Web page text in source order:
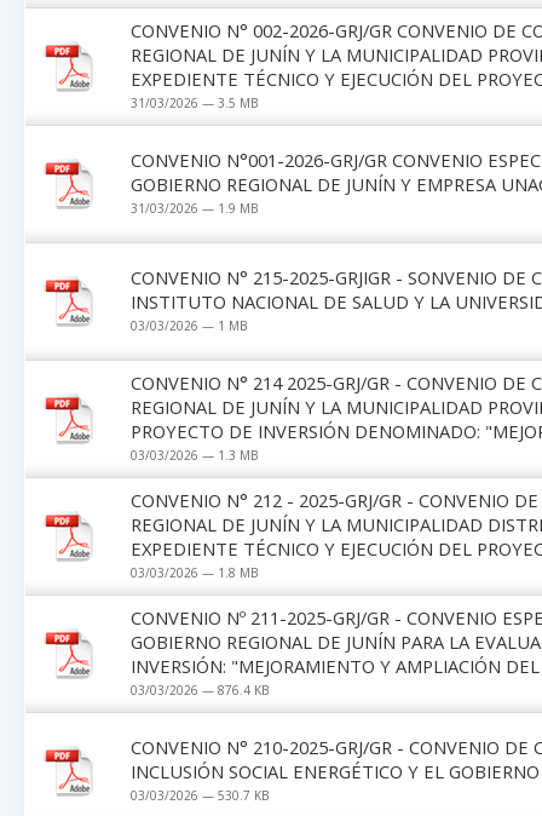
CONVENIO N° 002-2026-GRJ/GR CONVENIO DE
REGIONAL DE JUNÍN Y LA MUNICIPALIDAD
EXPEDIENTE TÉCNICO Y EJECUCIÓN DEL
31/03/2026 — 3.5 MB
CONVENIO N°001-2026-GRJ/GR CONVENIO
GOBIERNO REGIONAL DE JUNÍN Y EMPRESA
31/03/2026 — 1.9 MB
CONVENIO N° 215-2025-GRJIGR - SONVENIO DE
INSTITUTO NACIONAL DE SALUD Y LA
03/03/2026 — 1 MB
CONVENIO N° 214 2025-GRJ/GR - CONVENIO DE
REGIONAL DE JUNÍN Y LA MUNICIPALIDAD
PROYECTO DE INVERSIÓN DENOMINADO:
03/03/2026 — 1.3 MB
CONVENIO N° 212 - 2025-GRJ/GR - CONVENIO
REGIONAL DE JUNÍN Y LA MUNICIPALIDAD
EXPEDIENTE TÉCNICO Y EJECUCIÓN DEL
03/03/2026 — 1.8 MB
CONVENIO Nº 211-2025-GRJ/GR - CONVENIO
GOBIERNO REGIONAL DE JUNÍN PARA LA
INVERSIÓN: "MEJORAMIENTO Y AMPLIACIÓN
03/03/2026 — 876.4 KB
CONVENIO N° 210-2025-GRJ/GR - CONVENIO
INCLUSIÓN SOCIAL ENERGÉTICO Y EL
03/03/2026 — 530.7 KB